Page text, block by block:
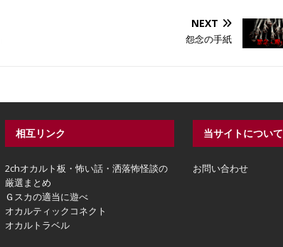
NEXT
怨念の手紙
相互リンク
2chオカルト板・怖い話・洒落怖怪談の
厳選まとめ
Ｇスカの適当に遊べ
オカルティックコネクト
オカルトラベル
当サイトについて
お問い合わせ